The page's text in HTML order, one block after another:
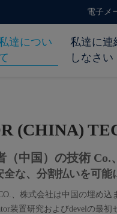
電子メ
達につい
私達に連
しなさい
(CHINA)
（中国）の技術 Co.
全な、分割払いを可能
、株式会社は中国の埋め
装置研究およびdevelの最初